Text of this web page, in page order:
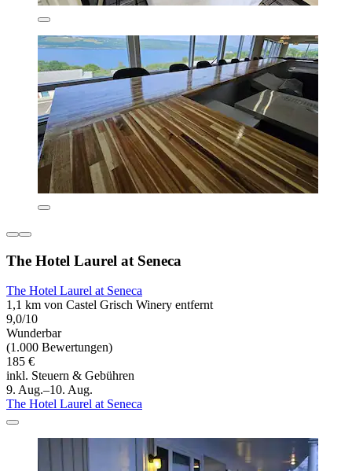
The Hotel Laurel at Seneca
The Hotel Laurel at Seneca
1,1 km von Castel Grisch Winery entfernt
9,0/10
Wunderbar
(1.000 Bewertungen)
185 €
inkl. Steuern & Gebühren
9. Aug.–10. Aug.
The Hotel Laurel at Seneca